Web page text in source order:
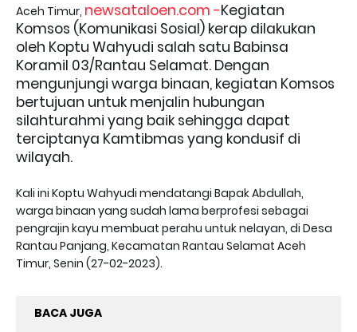
Aceh Timur, newsataloen.com -Kegiatan
Komsos (Komunikasi Sosial) kerap dilakukan
oleh Koptu Wahyudi salah satu Babinsa
Koramil 03/Rantau Selamat. Dengan
mengunjungi warga binaan, kegiatan Komsos
bertujuan untuk menjalin hubungan
silahturahmi yang baik sehingga dapat
terciptanya Kamtibmas yang kondusif di
wilayah.
Kali ini Koptu Wahyudi mendatangi Bapak Abdullah,
warga binaan yang sudah lama berprofesi sebagai
pengrajin kayu membuat perahu untuk nelayan, di Desa
Rantau Panjang, Kecamatan Rantau Selamat Aceh
Timur, Senin (27-02-2023).
BACA JUGA